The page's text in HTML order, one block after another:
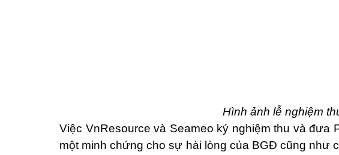
Hình ảnh lễ nghiệm
Việc VnResource và Seameo ký nghiệm thu và
một minh chứng cho sự hài lòng của BGĐ cũng như